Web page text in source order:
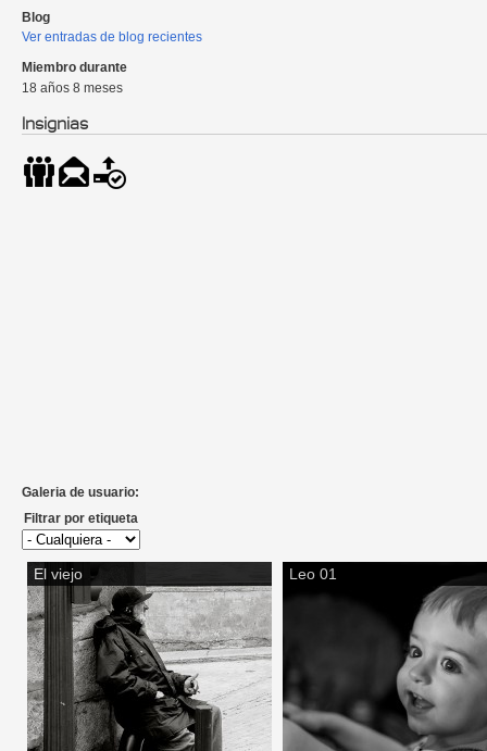
Blog
Ver entradas de blog recientes
Miembro durante
18 años 8 meses
Insignias
Galeria de usuario:
Filtrar por etiqueta
El viejo Leo 01